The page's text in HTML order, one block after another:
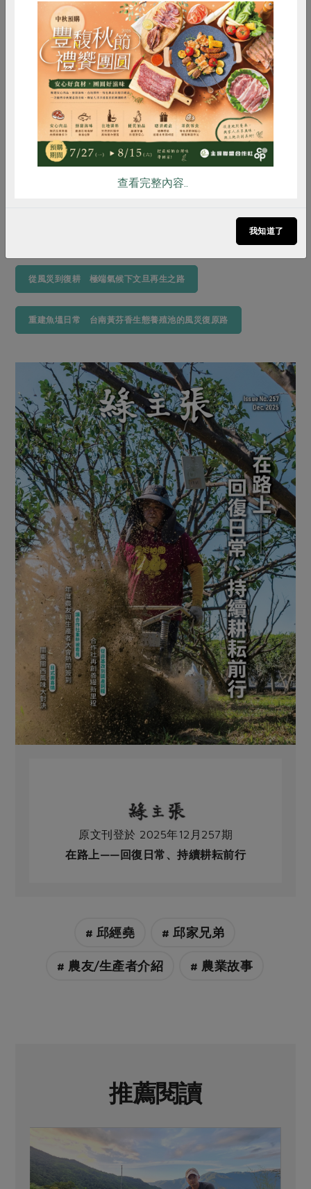
「邱家兄弟」近期開始捕撈烏魚。（圖片來源／邱經堯）
從風災到復耕 極端氣候下文旦再生之路
重建魚塭日常 台南黃芬香生態養殖池的風災復原路
原文刊登於 2025年12月257期
在路上——回復日常、持續耕耘前行
# 邱經堯 # 邱家兄弟
# 農友/生產者介紹 # 農業故事
推薦閱讀
惜食 RPET 食譜 減硝酸鹽
雞蛋 食安 共同購買
查看完整內容..
我知道了